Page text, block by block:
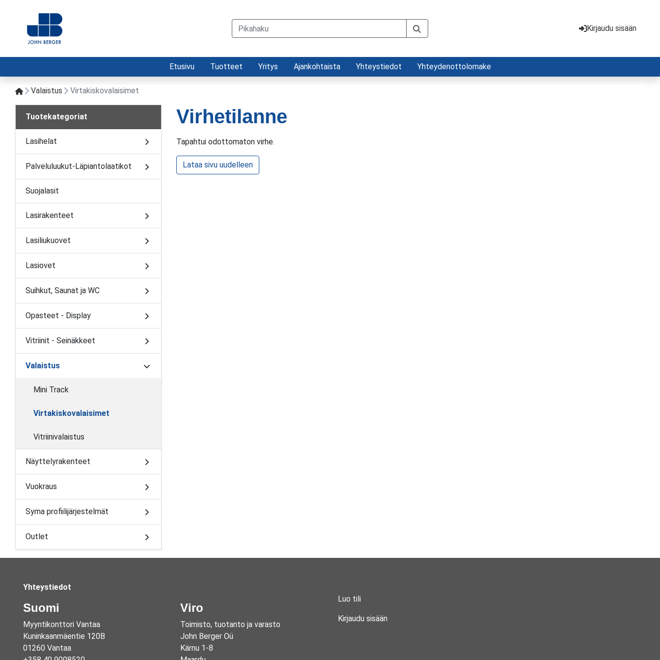
Kirjaudu sisään
Etusivu Tuotteet Yritys Ajankohtaista Yhteystiedot Yhteydenottolomake
Valaistus Virtakiskovalaisimet
Virhetilanne
Tapahtui odottomaton virhe.
Lataa sivu uudelleen
Tuotekategoriat
Lasihelat
Palveluluukut-Läpiantolaatikot
Suojalasit
Lasirakenteet
Lasiliukuovet
Lasiovet
Suihkut, Saunat ja WC
Opasteet - Display
Vitriinit - Seinäkkeet
Valaistus
Mini Track
Virtakiskovalaisimet
Vitriinivalaistus
Näyttelyrakenteet
Vuokraus
Syma profiilijärjestelmät
Outlet
Yhteystiedot
Suomi
Myyntikonttori Vantaa
Kuninkaanmäentie 120B
01260 Vantaa
Viro
Toimisto, tuotanto ja varasto
John Berger Oü
Kärnu 1-8
Luo tili
Kirjaudu sisään